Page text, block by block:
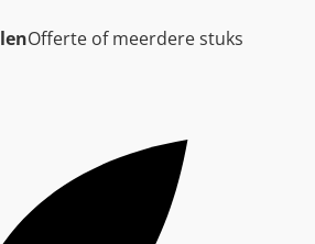
Offerte of meerdere stuks